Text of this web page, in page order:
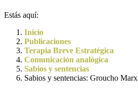
Estás aquí:
Inicio
Publicaciones
Terapia Breve Estratégica
Comunicación analógica
Sabios y sentencias
Sabios y sentencias: Groucho Marx